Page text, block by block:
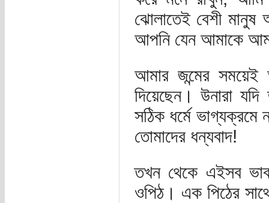
ঝোলাতেই বেশী মানুষ
আপনি যেন আমাকে
আমার জন্মের সময়েই
দিয়েছেন। উনারা
সঠিক ধর্মে
তোমাদের ধন্যবাদ!
তখন থেকে এইসব
ওপিঠ। এক পিঠের